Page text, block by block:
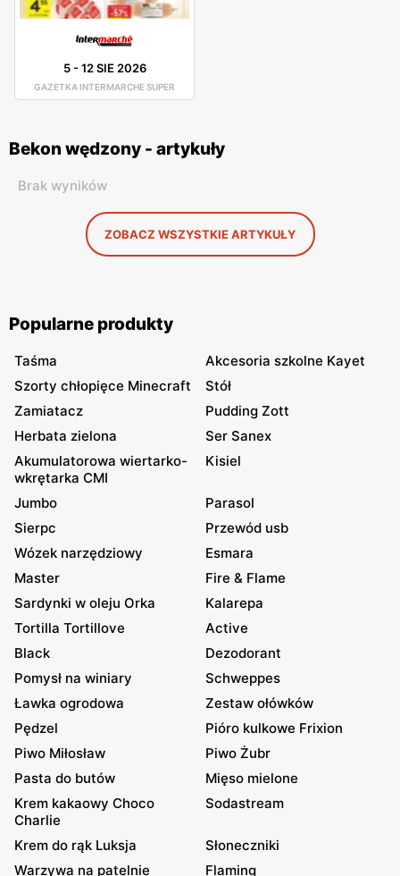
5-12 SIE 2026
GAZETKA INTERMARCHE SUPER
Bekon wędzony - artykuły
Brak wyników
ZOBACZ WSZYSTKIE ARTYKUŁY
Popularne produkty
Taśma
Akcesoria szkolne Kayet
Szorty chłopięce Minecraft
Stół
Zamiatacz
Pudding Zott
Herbata zielona
Ser Sanex
Akumulatorowa wiertarko-
wkrętarka CMI
Kisiel
Jumbo
Parasol
Sierpc
Przewód usb
Wózek narzędziowy
Esmara
Master
Fire & Flame
Sardynki w oleju Orka
Kalarepa
Tortilla Tortillove
Active
Black
Dezodorant
Pomysł na winiary
Schweppes
Ławka ogrodowa
Zestaw ołówków
Pędzel
Pióro kulkowe Frixion
Piwo Miłosław
Piwo Żubr
Pasta do butów
Mięso mielone
Krem kakaowy Choco
Charlie
Sodastream
Krem do rąk Luksja
Słoneczniki
Warzywa na patelnie
Flaming